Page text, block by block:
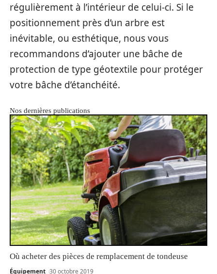
régulièrement à l’intérieur de celui-ci. Si le
positionnement près d’un arbre est
inévitable, ou esthétique, nous vous
recommandons d’ajouter une bâche de
protection de type géotextile pour protéger
votre bâche d’étanchéité.
Nos dernières publications
Où acheter des pièces de remplacement de tondeuse
Équipement 30 octobre 2019